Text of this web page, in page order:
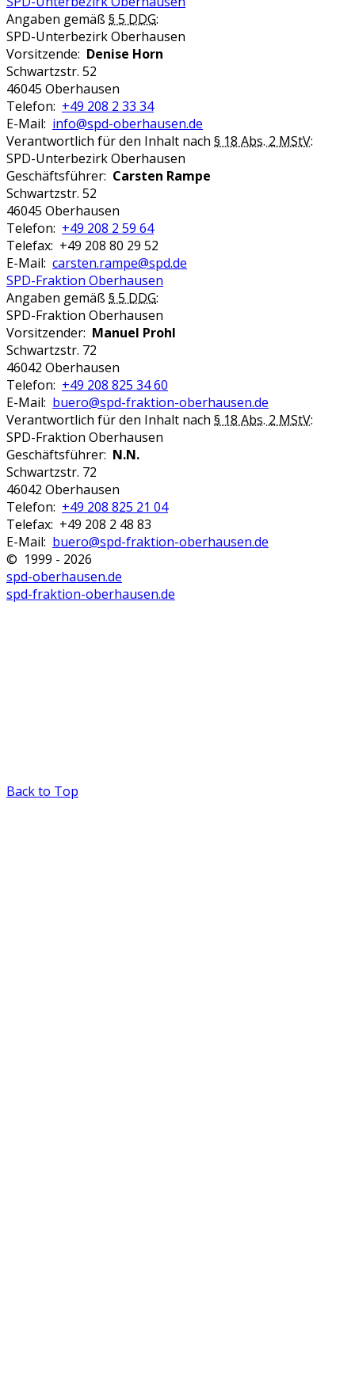
Angaben gemäß § 5 DDG:
SPD-Unterbezirk Oberhausen
Vorsitzende: Denise Horn
Schwartzstr. 52
46045 Oberhausen
Telefon: +49 208 2 33 34
E-Mail: info@spd-oberhausen.de
Verantwortlich für den Inhalt nach § 18 Abs. 2 MStV:
SPD-Unterbezirk Oberhausen
Geschäftsführer: Carsten Rampe
Schwartzstr. 52
46045 Oberhausen
Telefon: +49 208 2 59 64
Telefax: +49 208 80 29 52
E-Mail: carsten.rampe@spd.de
SPD-Fraktion Oberhausen
Angaben gemäß § 5 DDG:
SPD-Fraktion Oberhausen
Vorsitzender: Manuel Prohl
Schwartzstr. 72
46042 Oberhausen
Telefon: +49 208 825 34 60
E-Mail: buero@spd-fraktion-oberhausen.de
Verantwortlich für den Inhalt nach § 18 Abs. 2 MStV:
SPD-Fraktion Oberhausen
Geschäftsführer: N.N.
Schwartzstr. 72
46042 Oberhausen
Telefon: +49 208 825 21 04
Telefax: +49 208 2 48 83
E-Mail: buero@spd-fraktion-oberhausen.de
© 1999 - 2026
spd-oberhausen.de
spd-fraktion-oberhausen.de
Back to Top